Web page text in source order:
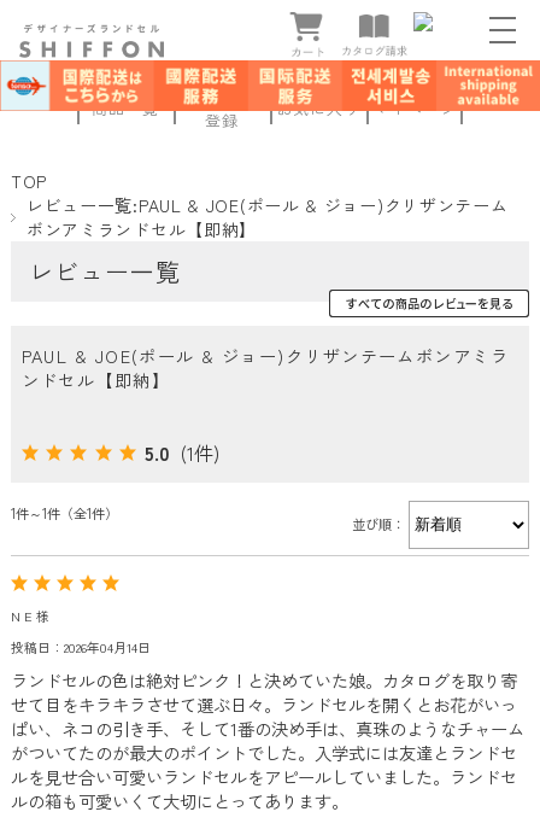
商品一覧
新規会員
登録
お気に入り マイページ
TOP
レビュー一覧:PAUL & JOE(ポール & ジョー)クリザンテーム
ボンアミランドセル【即納】
レビュー一覧
PAUL & JOE(ポール & ジョー)クリザンテームボンアミラ
ンドセル【即納】
5.0 (1件)
1件～1件（全1件）
並び順：
N E 様
投稿日：2026年04月14日
ランドセルの色は絶対ピンク！と決めていた娘。カタログを取り寄
せて目をキラキラさせて選ぶ日々。ランドセルを開くとお花がいっ
ぱい、ネコの引き手、そして1番の決め手は、真珠のようなチャーム
がついてたのが最大のポイントでした。入学式には友達とランドセ
ルを見せ合い可愛いランドセルをアピールしていました。ランドセ
ルの箱も可愛いくて大切にとってあります。